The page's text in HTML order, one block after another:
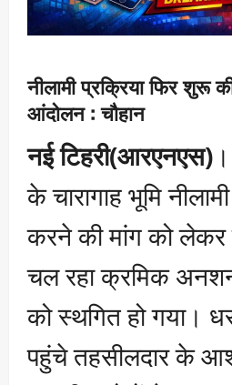
नीलामी प्रक्रिया फिर शुरू
आंदोलन : चौहान
नई टिहरी(आरएनएस)
के चारागाह भूमि
करने की मांग को
चल रहा क्रमिक
को स्थगित हो गया।
पहुंचे तहसीलदार के